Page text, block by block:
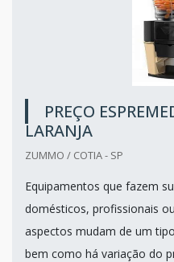
PREÇO
LARANJA
ZUMMO / COTIA - SP
Equipamentos que fazem
domésticos, profissionais
aspectos mudam de um
bem como há variação do